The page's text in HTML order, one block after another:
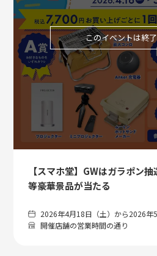
このイベントは終
【スマホ堂】GWはガラポン
等豪華景品が当たる
2026年4月18日（土）から2026年5
開催店舗の営業時間の通り